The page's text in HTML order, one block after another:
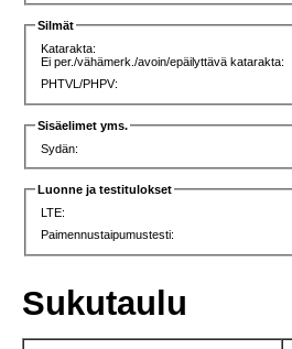
Silmät
Katarakta:
Ei per./vähämerk./avoin/epäilyttävä katarakta:
PHTVL/PHPV:
Sisäelimet yms.
Sydän:
Luonne ja testitulokset
LTE:
Paimennustaipumustesti:
Sukutaulu